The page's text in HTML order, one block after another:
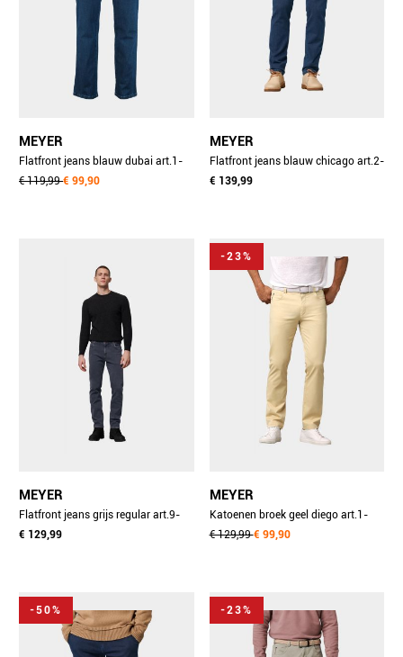
MEYER
Flatfront jeans blauw dubai art.1-
9465 3101946590/18
€ 119,99€ 99,90
MEYER
Flatfront jeans blauw chicago art.2-
4547 3322454700/45
€ 139,99
MEYER
Flatfront jeans grijs regular art.9-
6256 3629625600/07
€ 129,99
-23%
MEYER
Katoenen broek geel diego art.1-
5054 3061505400/42
€ 129,99€ 99,90
-50% -23%